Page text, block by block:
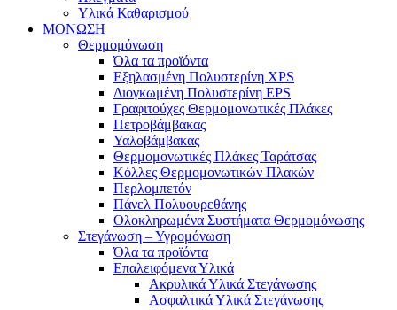
Υλικά Καθαρισμού
ΜΟΝΩΣΗ
Θερμομόνωση
Όλα τα προϊόντα
Εξηλασμένη Πολυστερίνη XPS
Διογκωμένη Πολυστερίνη EPS
Γραφιτούχες Θερμομονωτικές Πλάκες
Πετροβάμβακας
Υαλοβάμβακας
Θερμομονωτικές Πλάκες Ταράτσας
Κόλλες Θερμομονωτικών Πλακών
Περλομπετόν
Πάνελ Πολυουρεθάνης
Ολοκληρωμένα Συστήματα Θερμομόνωσης
Στεγάνωση – Υγρομόνωση
Όλα τα προϊόντα
Επαλειφόμενα Υλικά
Ακρυλικά Υλικά Στεγάνωσης
Ασφαλτικά Υλικά Στεγάνωσης